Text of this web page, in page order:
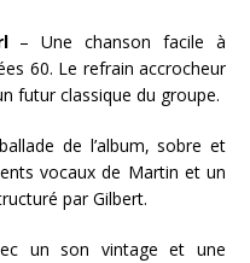
– Une chanson facile à
60. Le refrain accrocheur
futur classique du groupe.
de l’album, sobre et
vocaux de Martin et un
par Gilbert.
un son vintage et une